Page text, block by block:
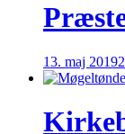
13. maj 2019